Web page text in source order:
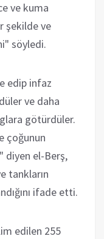
ve kuma
şekilde ve
söyledi.
edip infaz
ve daha
götürdüler.
çoğunun
diyen el-Berş,
tankların
ifade etti.
edilen 255